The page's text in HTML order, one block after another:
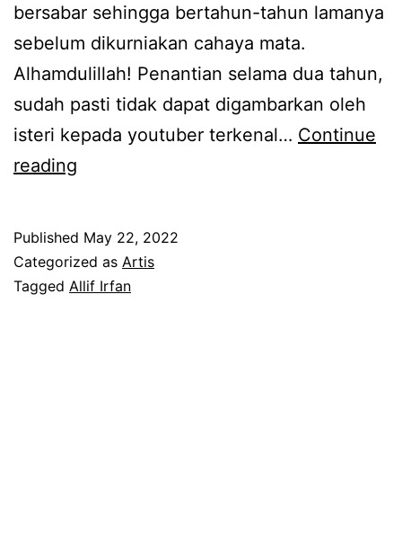
bersabar sehingga bertahun-tahun lamanya
sebelum dikurniakan cahaya mata.
Alhamdulillah! Penantian selama dua tahun,
sudah pasti tidak dapat digambarkan oleh
isteri kepada youtuber terkenal… Continue
reading
a
n
Published May 22, 2022
Categorized as Artis
Tagged Allif Irfan